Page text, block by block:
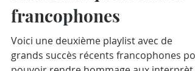
Succès & meilleures
chansons québécoises
francophones